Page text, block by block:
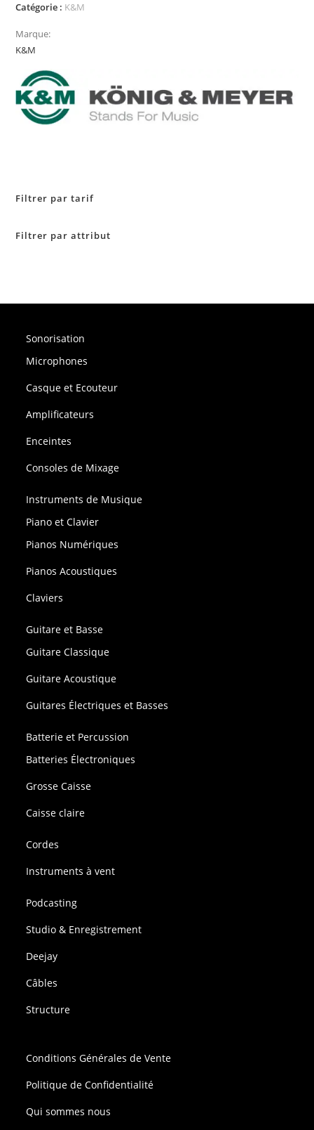
Catégorie : K&M
Marque:
K&M
Filtrer par tarif
Filtrer par attribut
Sonorisation
Microphones
Casque et Ecouteur
Amplificateurs
Enceintes
Consoles de Mixage
Instruments de Musique
Piano et Clavier
Pianos Numériques
Pianos Acoustiques
Claviers
Guitare et Basse
Guitare Classique
Guitare Acoustique
Guitares Électriques et Basses
Batterie et Percussion
Batteries Électroniques
Grosse Caisse
Caisse claire
Cordes
Instruments à vent
Podcasting
Studio & Enregistrement
Deejay
Câbles
Structure
Conditions Générales de Vente
Politique de Confidentialité
Qui sommes nous